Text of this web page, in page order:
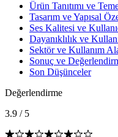
Ürün Tanıtımı ve
Tasarım ve Yapısal
Ses Kalitesi ve
Dayanıklılık ve
Sektör ve Kullanım
Sonuç ve
Son Düşünceler
Değerlendirme
3.9 / 5